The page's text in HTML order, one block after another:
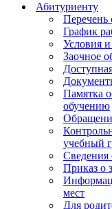
Абитуриенту
Перечень
График
Условия
Заочное
Памятка
обучению
учебный
Сведения
Приказ о
мест
Для